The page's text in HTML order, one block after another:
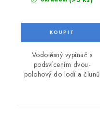
Vodotěsný vypínač s
podsvícením dvou-
polohový do lodí a člunů